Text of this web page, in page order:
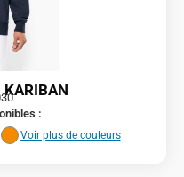
:
Voir plus de couleurs